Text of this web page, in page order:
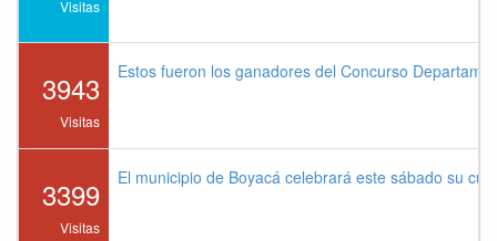
Visitas
3943
Visitas
Estos fueron los ganadores del Concurso
3399
Visitas
El municipio de Boyacá celebrará este sábado su